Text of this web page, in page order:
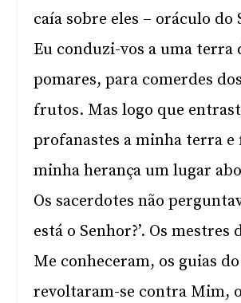
caía sobre eles – oráculo do
Eu conduzi-vos a uma terra
pomares, para comerdes
frutos. Mas logo que
profanastes a minha terra e
minha herança um lugar
Os sacerdotes não
está o Senhor?’. Os mestres
Me conheceram, os guias
revoltaram-se contra Mim,